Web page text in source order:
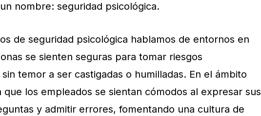
nombre: seguridad psicológica.
de seguridad psicológica hablamos de entornos en
se sienten seguras para tomar riesgos
temor a ser castigadas o humilladas. En el ámbito
que los empleados se sientan cómodos al expresar sus
y admitir errores, fomentando una cultura de